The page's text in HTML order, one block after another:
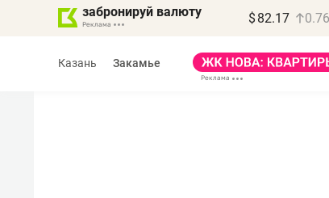
забронируй валюту $ 82.17 0.76
Казань Закамье